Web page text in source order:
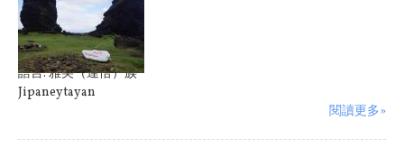
語言:雅美（達悟）族
Jipaneytayan
閱讀更多»